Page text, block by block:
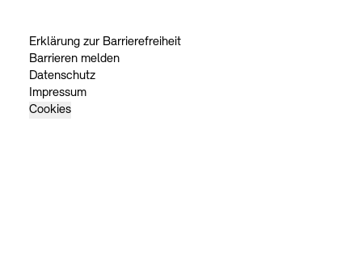
Erklärung zur Barrierefreiheit
Barrieren melden
Datenschutz
Impressum
Cookies